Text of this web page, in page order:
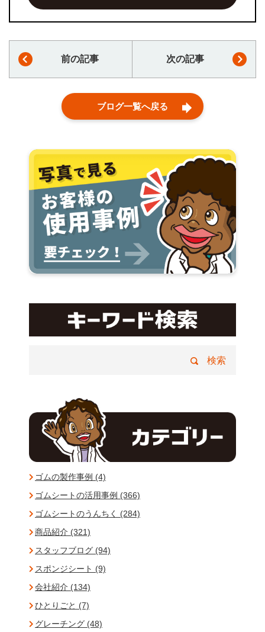
前の記事 次の記事
ブログ一覧へ戻る
ゴムの製作事例 (4)
ゴムシートの活用事例 (366)
ゴムシートのうんちく (284)
商品紹介 (321)
スタッフブログ (94)
スポンジシート (9)
会社紹介 (134)
ひとりごと (7)
グレーチング (48)